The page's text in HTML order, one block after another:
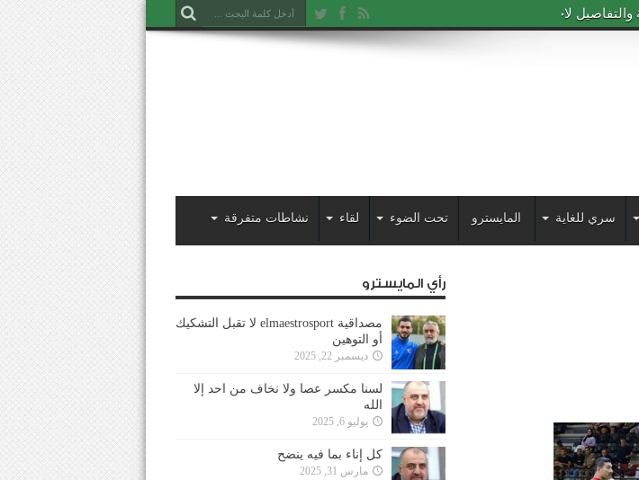
لاحقاً
سري للغاية المايسترو تحت الضوء لقاء نشاطات متفرقة
رأي المايسترو
مصداقية elmaestrosport لا تقبل التشكيك
أو التوهين
ديسمبر 22, 2025
لسنا مكسر عصا ولا نخاف من احد إلا
الله
يوليو 6, 2025
كل إناء بما فيه ينضح
مارس 31, 2025